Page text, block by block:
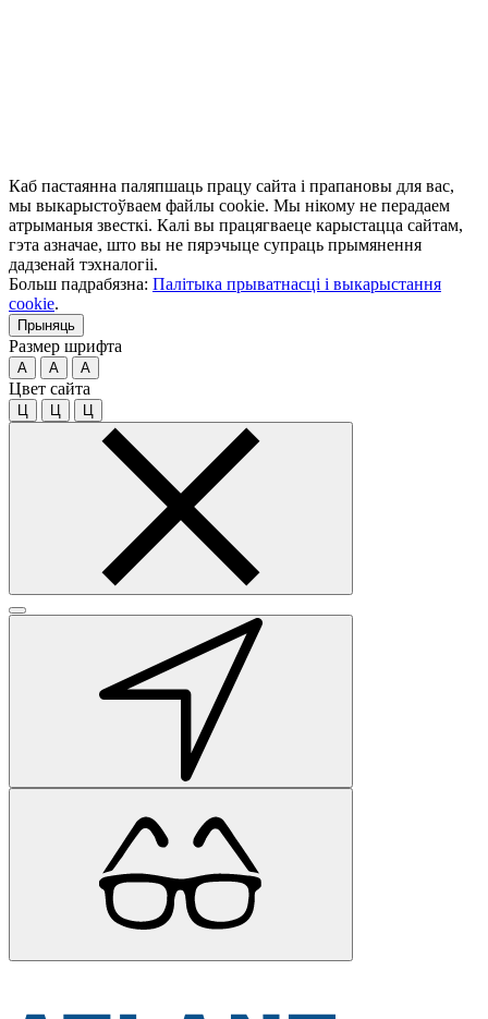
Каб пастаянна паляпшаць працу сайта і прапановы для вас,
мы выкарыстоўваем файлы cookie. Мы нікому не перадаем
атрыманыя звесткі. Калі вы працягваеце карыстацца сайтам,
гэта азначае, што вы не пярэчыце супраць прымянення
дадзенай тэхналогіі.
Больш падрабязна: Палітыка прыватнасці і выкарыстання
cookie.
Прыняць
Размер шрифта
A A A
Цвет сайта
Ц Ц Ц